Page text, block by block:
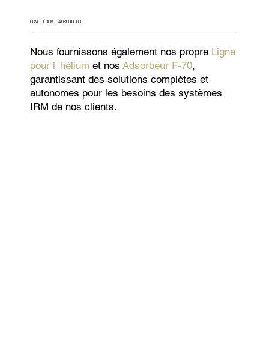
LIGNE HÉLIUM & ADSORBEUR
Nous fournissons également nos propre Ligne
pour l' hélium et nos Adsorbeur F-70,
garantissant des solutions complètes et
autonomes pour les besoins des systèmes
IRM de nos clients.